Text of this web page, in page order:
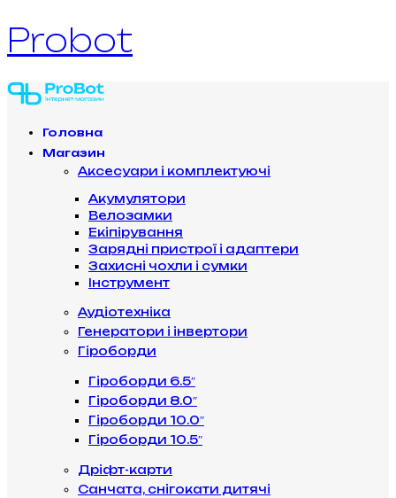
Probot
Головна
Магазин
Аксесуари і комплектуючі
Акумулятори
Велозамки
Екіпірування
Зарядні пристрої і адаптери
Захисні чохли і сумки
Інструмент
Аудіотехніка
Генератори і інвертори
Гіроборди
Гіроборди 6.5″
Гіроборди 8.0″
Гіроборди 10.0″
Гіроборди 10.5″
Дріфт-карти
Санчата, снігокати дитячі